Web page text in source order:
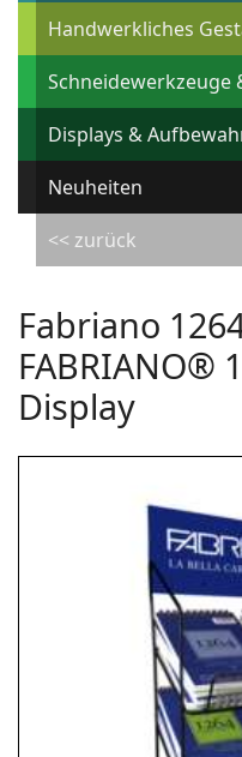
Handwerkliches
Schneidewerkzeuge
Displays &
Neuheiten
<< zurück
Fabriano
FABRIANO®
Display